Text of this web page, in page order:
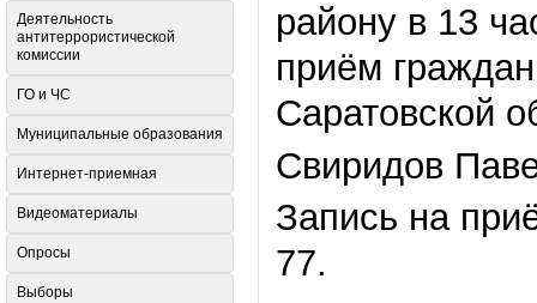
району в 13
приём
Саратовской
Свиридов
Запись на
77.
Деятельность
антитеррористической
комиссии
ГО и ЧС
Муниципальные образования
Интернет-приемная
Видеоматериалы
Опросы
Выборы